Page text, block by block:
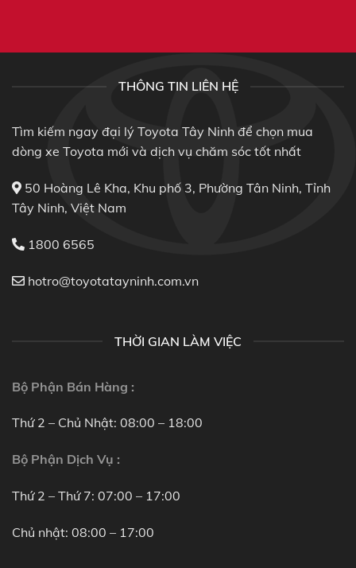
THÔNG TIN LIÊN HỆ
Tìm kiếm ngay đại lý Toyota Tây Ninh để chọn mua
dòng xe Toyota mới và dịch vụ chăm sóc tốt nhất
50 Hoàng Lê Kha, Khu phố 3, Phường Tân Ninh, Tỉnh
Tây Ninh, Việt Nam
1800 6565
hotro@toyotatayninh.com.vn
THỜI GIAN LÀM VIỆC
Bộ Phận Bán Hàng :
Thứ 2 – Chủ Nhật: 08:00 – 18:00
Bộ Phận Dịch Vụ :
Thứ 2 – Thứ 7: 07:00 – 17:00
Chủ nhật: 08:00 – 17:00